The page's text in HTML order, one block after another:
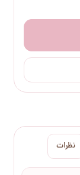
نظرات